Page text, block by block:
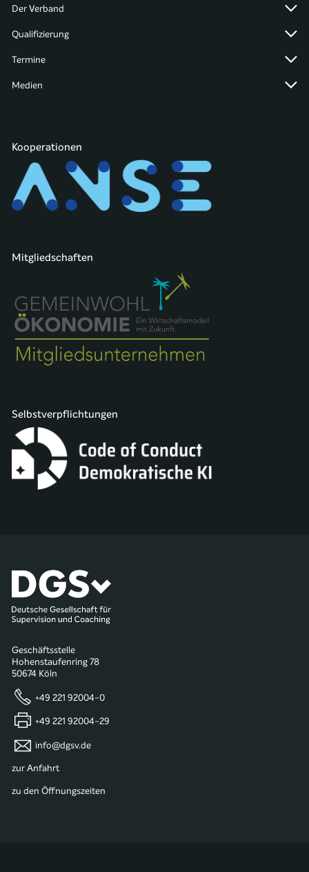
Der Verband
Qualifizierung
Termine
Medien
Kooperationen
Mitgliedschaften
Selbstverpflichtungen
Geschäftsstelle
Hohenstaufenring 78
50674 Köln
+49 221 92004-0
+49 221 92004-29
info@dgsv.de
zur Anfahrt
zu den Öffnungszeiten